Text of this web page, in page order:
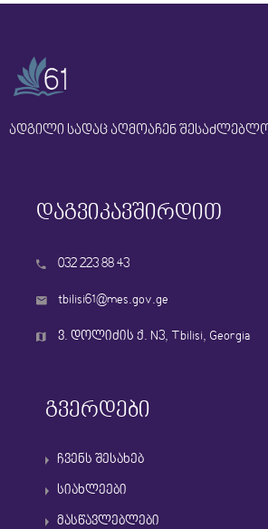
ადგილი სადაც აღმოაჩენ
დაგვიკავშირდით
032 223 88 43
tbilisi61@mes.gov.ge
ვ. დოლიძის ქ. N3, Tbilisi, Georgia
გვერდები
ჩვენს შესახებ
სიახლეები
მასწავლებლები